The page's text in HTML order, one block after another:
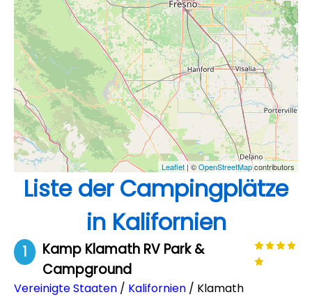
Leaflet | ©OpenStreetMapcontributors
Liste der Campingplätze
in Kalifornien
1
Kamp Klamath RV Park &
Campground
Vereinigte Staaten / Kalifornien / Klamath